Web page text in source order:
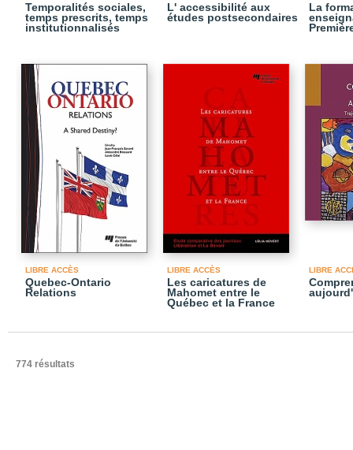
Temporalités sociales,
temps prescrits, temps
institutionnalisés
L' accessibilité aux
études postsecondaires
La
LIBRE ACCÈS
Quebec-Ontario
Relations
LIBRE ACCÈS
Les caricatures de
Mahomet entre le
Québec et la France
LIBRE
774 résultats